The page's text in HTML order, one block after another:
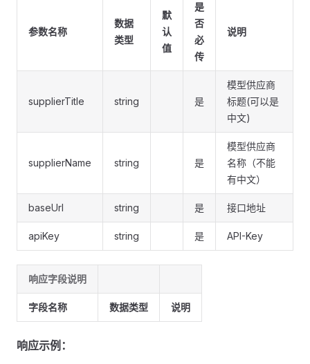
参数名称
数据
类型
默
认
值
是
否
必
传
说明
supplierTitle string 是
模型供应商
标题(可以是
中文)
supplierName string 是
模型供应商
名称（不能
有中文）
baseUrl string 是 接口地址
apiKey string 是 API-Key
响应字段说明
字段名称 数据类型 说明
响应示例：